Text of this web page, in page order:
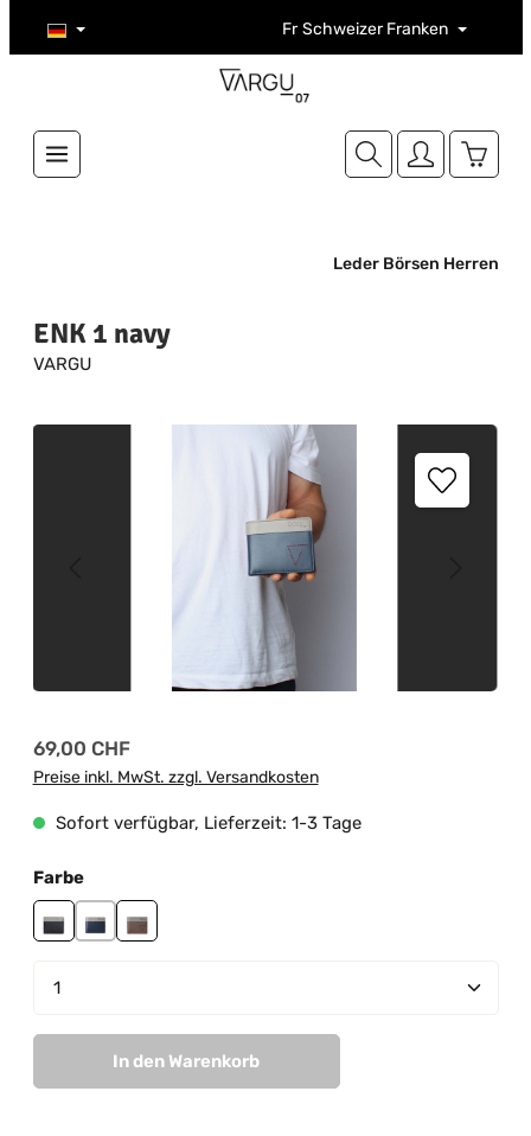
Zum Hauptinhalt springen Fr Schweizer Franken
Leder Börsen Herren
ENK 1 navy
VARGU
Bildergalerie überspringen
Regulärer Preis:
69,00 CHF
Preise inkl. MwSt. zzgl. Versandkosten
Sofort verfügbar, Lieferzeit: 1-3 Tage
Farbeauswählen
blacknavytaupe
Produkt Anzahl: Gib den gewünschten Wert ein
In den Warenkorb